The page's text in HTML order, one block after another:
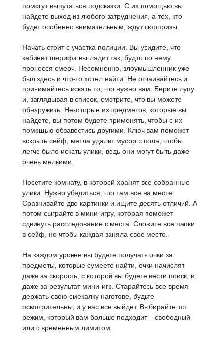
помогут выпутаться подсказки. С их помощью вы
найдете выход из любого затруднения, а тех, кто
будет особенно внимательным, ждут сюрпризы.
Начать стоит с участка полиции. Вы увидите, что
кабинет шерифа выглядит так, будто по нему
пронесся смерч. Несомненно, злоумышленник уже
был здесь и что-то хотел найти. Не отчаивайтесь и
принимайтесь искать то, что нужно вам. Берите лупу
и, заглядывая в список, смотрите, что вы можете
обнаружить. Некоторые из предметов, которые вы
найдете, вы потом будете применять, чтобы с их
помощью обзавестись другими. Ключ вам поможет
вскрыть сейф, метла удалит мусор с пола, чтобы
легче было искать улики, ведь они могут быть даже
очень мелкими.
Посетите комнату, в которой хранят все собранные
улики. Нужно убедиться, что там все на месте.
Сравнивайте две картинки и ищите десять отличий. А
потом сыграйте в мини-игру, которая поможет
сдвинуть расследование с места. Сложите все папки
в сейф, но чтобы каждая заняла свое место.
На каждом уровне вы будете получать очки за
предметы, которые сумеете найти, очки начислят
даже за скорость, с которой вы будете вести поиск, и
даже за результат мини-игр. Старайтесь все время
держать свою смекалку наготове, будьте
осмотрительны, и у вас все выйдет. Выбирайте тот
режим, который вам больше подходит – свободный
или с временным лимитом.